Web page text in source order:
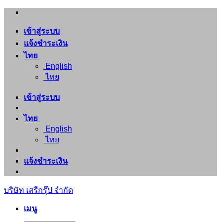
ข้าม
เนื้อหา
เข้าสู่ระบบ
แจ้งชำระเงิน
ไทย
English
ไทย
เข้าสู่ระบบ
ไทย
English
ไทย
แจ้งชำระเงิน
บริษัท เสรีกรุ๊ป จำกัด
เมนู